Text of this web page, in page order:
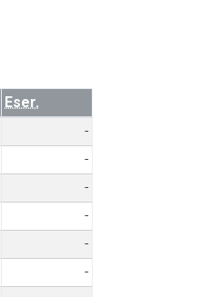
Eser.
-
-
-
-
-
-